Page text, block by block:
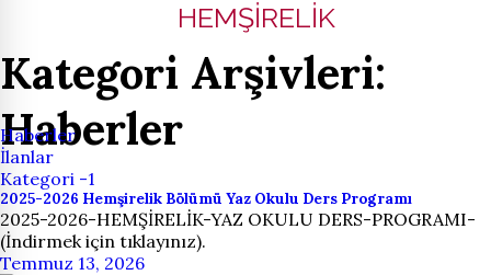
HEMŞİRELİK
Kategori Arşivleri:
Haberler
Haberler
İlanlar
Kategori -1
2025-2026 Hemşirelik Bölümü Yaz Okulu Ders Programı
2025-2026-HEMŞİRELİK-YAZ OKULU DERS-PROGRAMI-
(İndirmek için tıklayınız).
Temmuz 13, 2026